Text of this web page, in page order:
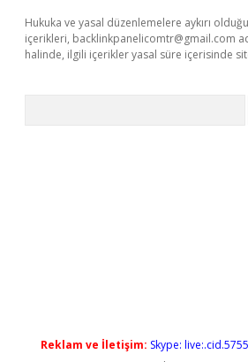
Hukuka ve yasal düzenlemelere aykırı
içerikleri, backlinkpanelicomtr@gmail.com
halinde, ilgili içerikler yasal süre içerisinde
Reklam ve İletişim: Skype: